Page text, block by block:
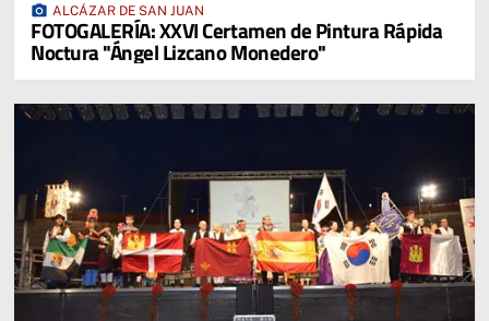
photo_camera ALCÁZAR DE SAN JUAN
FOTOGALERÍA: XXVI Certamen de Pintura Rápida
Noctura "Ángel Lizcano Monedero"